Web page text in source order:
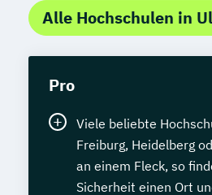
Alle Hochschulen in
Pro
Viele beliebte
Freiburg, Heidelberg
an einem Fleck, so
Sicherheit einen Ort